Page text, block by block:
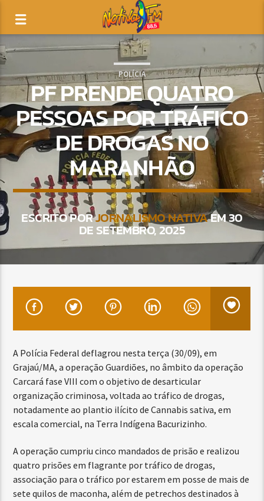
POLÍCIA
PF PRENDE QUATRO
PESSOAS POR TRÁFICO
DE DROGAS NO
MARANHÃO
ESCRITO PORJORNALISMO NATIVAEM 30
DE SETEMBRO, 2025
A Polícia Federal deflagrou nesta terça (30/09), em
Grajaú/MA, a operação Guardiões, no âmbito da operação
Carcará fase VIII com o objetivo de desarticular
organização criminosa, voltada ao tráfico de drogas,
notadamente ao plantio ilícito de Cannabis sativa, em
escala comercial, na Terra Indígena Bacurizinho.
A operação cumpriu cinco mandados de prisão e realizou
quatro prisões em flagrante por tráfico de drogas,
associação para o tráfico por estarem em posse de mais de
sete quilos de maconha, além de petrechos destinados à